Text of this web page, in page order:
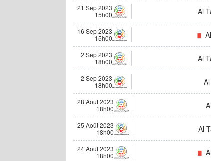
21 Sep 2023
15h00
Al
16 Sep 2023
15h00
2 Sep 2023
18h00
Al
2 Sep 2023
18h00
28 Août 2023
18h00
25 Août 2023
18h00
Al
24 Août 2023
18h00